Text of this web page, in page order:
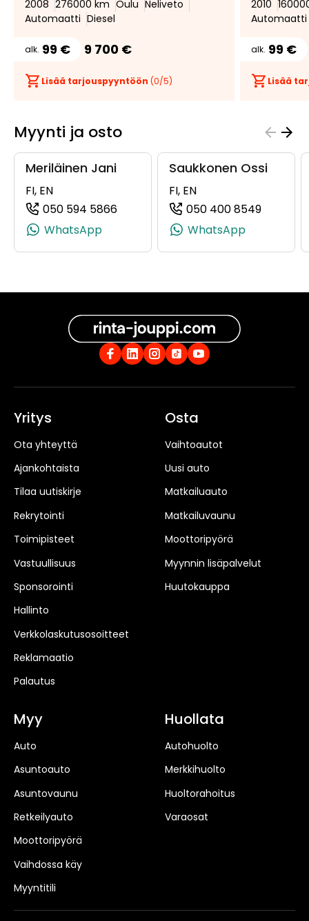
2008 276000 km Oulu Neliveto
Automaatti Diesel
alk. 99 € 9 700 €
Lisää tarjouspyyntöön (0/5)
2010
Automaatti
alk. 99 €
Lisää
Myynti ja osto
Meriläinen Jani
FI, EN
050 594 5866
(+358505945866, 0505945866,
WhatsApp
Saukkonen Ossi
FI, EN
050 400 8549
WhatsApp
Yritys
Ota yhteyttä
Ajankohtaista
Tilaa uutiskirje
Rekrytointi
Toimipisteet
Vastuullisuus
Sponsorointi
Hallinto
Verkkolaskutusosoitteet
Reklamaatio
Palautus
Osta
Vaihtoautot
Uusi auto
Matkailuauto
Matkailuvaunu
Moottoripyörä
Myynnin lisäpalvelut
Huutokauppa
Myy
Auto
Asuntoauto
Asuntovaunu
Retkeilyauto
Moottoripyörä
Vaihdossa käy
Myyntitili
Huollata
Autohuolto
Merkkihuolto
Huoltorahoitus
Varaosat